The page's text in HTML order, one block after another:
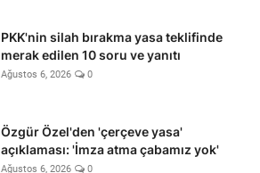
PKK'nin silah bırakma yasa teklifinde
merak edilen 10 soru ve yanıtı
Ağustos 6, 2026 0
Özgür Özel'den 'çerçeve yasa'
açıklaması: 'İmza atma çabamız yok'
Ağustos 6, 2026 0